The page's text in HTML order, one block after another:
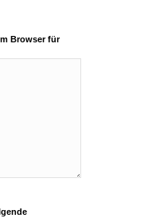
Browser für